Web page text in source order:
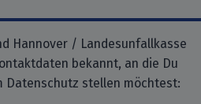
Hannover / Landesunfallkasse
bekannt, an die Du
Datenschutz stellen möchtest: